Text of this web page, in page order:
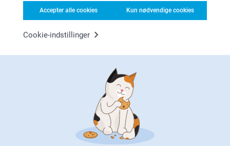
Accepter alle cookies Kun nødvendige cookies
Cookie-indstillinger
Tilfreds kunde garanti